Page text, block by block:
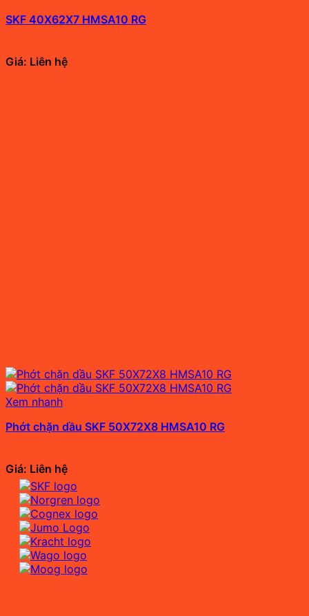
SKF 40X62X7 HMSA10 RG
Giá: Liên hệ
Xem nhanh
Phớt chặn dầu SKF 50X72X8 HMSA10 RG
Giá: Liên hệ